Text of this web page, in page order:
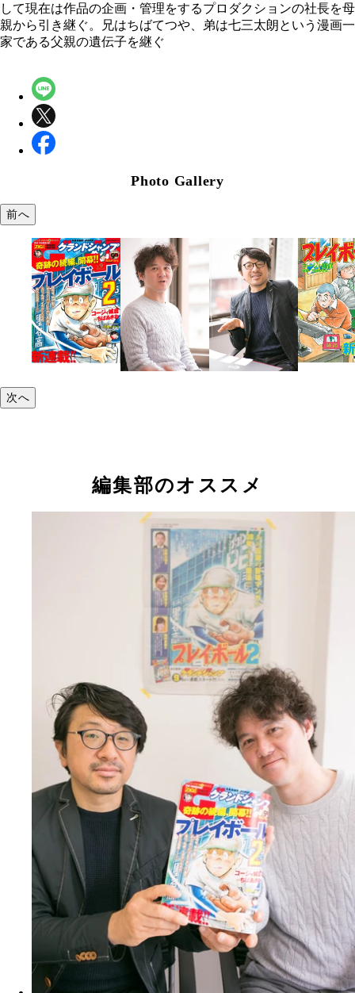
して現在は作品の企画・管理をするプロダクションの社長を母
親から引き継ぐ。兄はちばてつや、弟は七三太朗という漫画一
家である父親の遺伝子を継ぐ
Photo Gallery
前へ
次へ
編集部のオススメ